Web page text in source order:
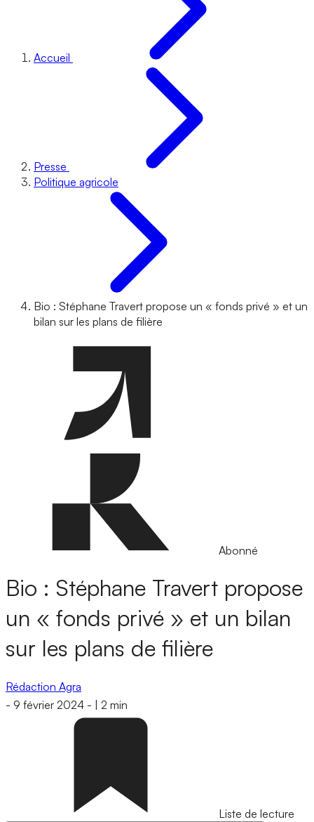
Accueil
Presse
Politique agricole
Bio : Stéphane Travert propose un « fonds privé » et un
bilan sur les plans de filière
Abonné
Bio : Stéphane Travert propose
un « fonds privé » et un bilan
sur les plans de filière
Rédaction Agra
- 9 février 2024 - 2 min
Liste de lecture